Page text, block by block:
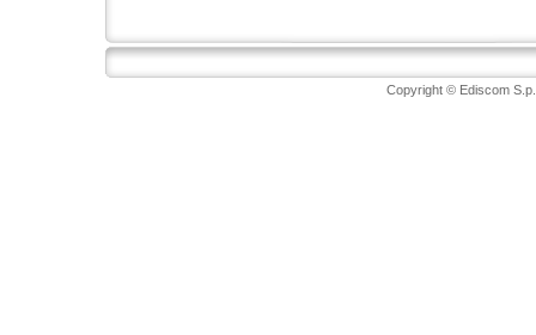
Copyright © Ediscom